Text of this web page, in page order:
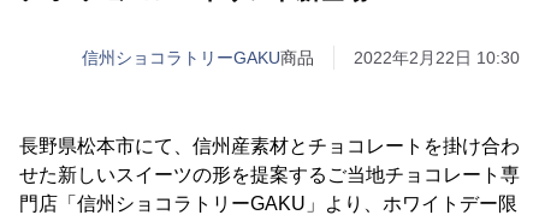
信州ショコラトリーGAKU商品 2022年2月22日 10:30
長野県松本市にて、信州産素材とチョコレートを掛け合わ
せた新しいスイーツの形を提案するご当地チョコレート専
門店「信州ショコラトリーGAKU」より、ホワイトデー限